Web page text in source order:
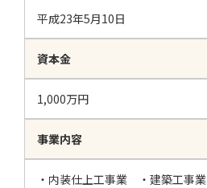
平成23年5月10日
資本金
1,000万円
事業内容
・内装仕上工事業 ・建築工